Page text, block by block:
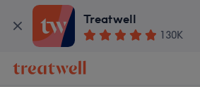
Treatwell
130K